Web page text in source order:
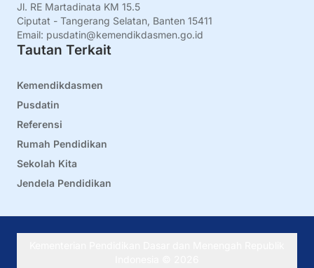
Jl. RE Martadinata KM 15.5
Ciputat - Tangerang Selatan, Banten 15411
Email: pusdatin@kemendikdasmen.go.id
Tautan Terkait
Kemendikdasmen
Pusdatin
Referensi
Rumah Pendidikan
Sekolah Kita
Jendela Pendidikan